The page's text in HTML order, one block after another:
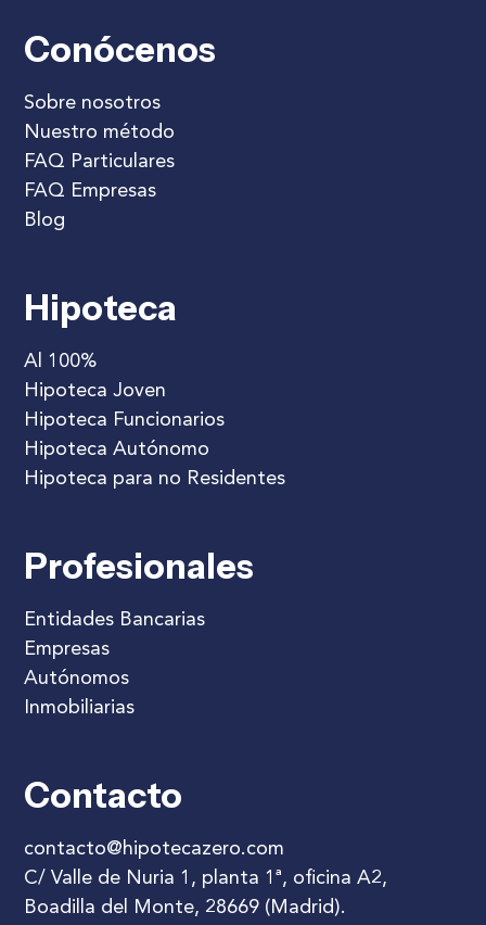
Conócenos
Sobre nosotros
Nuestro método
FAQ Particulares
FAQ Empresas
Blog
Hipoteca
Al 100%
Hipoteca Joven
Hipoteca Funcionarios
Hipoteca Autónomo
Hipoteca para no Residentes
Profesionales
Entidades Bancarias
Empresas
Autónomos
Inmobiliarias
Contacto
contacto@hipotecazero.com
C/ Valle de Nuria 1, planta 1ª, oficina A2,
Boadilla del Monte, 28669 (Madrid).